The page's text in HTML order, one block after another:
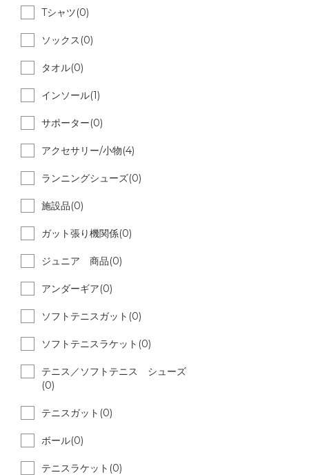
Tシャツ(0)
ソックス(0)
タオル(0)
インソール(1)
サポーター(0)
アクセサリー/小物(4)
ランニングシューズ(0)
施設品(0)
ガット張り機関係(0)
ジュニア 商品(0)
アンダーギア(0)
ソフトテニスガット(0)
ソフトテニスラケット(0)
テニス／ソフトテニス シューズ
(0)
テニスガット(0)
ボール(0)
テニスラケット(0)